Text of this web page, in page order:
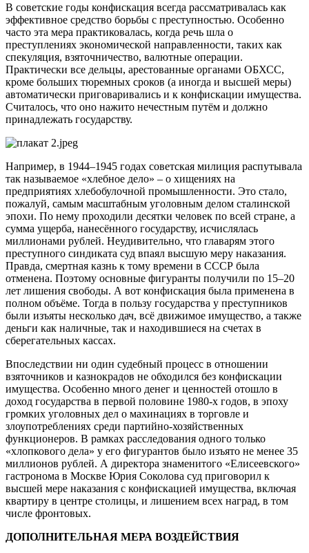
В советские годы конфискация всегда рассматривалась как
эффективное средство борьбы с преступностью. Особенно
часто эта мера практиковалась, когда речь шла о
преступлениях экономической направленности, таких как
спекуляция, взяточничество, валютные операции.
Практически все дельцы, арестованные органами ОБХСС,
кроме больших тюремных сроков (а иногда и высшей меры)
автоматически приговаривались и к конфискации имущества.
Считалось, что оно нажито нечестным путём и должно
принадлежать государству.
Например, в 1944–1945 годах советская милиция распутывала
так называемое «хлебное дело» – о хищениях на
предприятиях хлебобулочной промышленности. Это стало,
пожалуй, самым масштабным уголовным делом сталинской
эпохи. По нему проходили десятки человек по всей стране, а
сумма ущерба, нанесённого государству, исчислялась
миллионами рублей. Неудивительно, что главарям этого
преступного синдиката суд впаял высшую меру наказания.
Правда, смертная казнь к тому времени в СССР была
отменена. Поэтому основные фигуранты получили по 15–20
лет лишения свободы. А вот конфискация была применена в
полном объёме. Тогда в пользу государства у преступников
были изъяты несколько дач, всё движимое имущество, а также
деньги как наличные, так и находившиеся на счетах в
сберегательных кассах.
Впоследствии ни один судебный процесс в отношении
взяточников и казнокрадов не обходился без конфискации
имущества. Особенно много денег и ценностей отошло в
доход государства в первой половине 1980-х годов, в эпоху
громких уголовных дел о махинациях в торговле и
злоупотреблениях среди партийно-хозяйственных
функционеров. В рамках расследования одного только
«хлопкового дела» у его фигурантов было изъято не менее 35
миллионов рублей. А директора знаменитого «Елисеевского»
гастронома в Москве Юрия Соколова суд приговорил к
высшей мере наказания с конфискацией имущества, включая
квартиру в центре столицы, и лишением всех наград, в том
числе фронтовых.
ДОПОЛНИТЕЛЬНАЯ МЕРА ВОЗДЕЙСТВИЯ